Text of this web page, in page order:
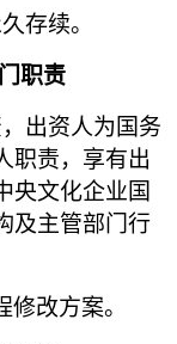
存续。
职责
出资人为国务
职责，享有出
央文化企业国
及主管部门行
改方案。